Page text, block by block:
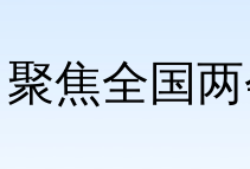
聚焦全国